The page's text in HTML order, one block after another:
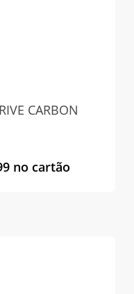
CARBON
no cartão